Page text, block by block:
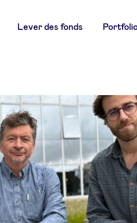
Lever des fonds